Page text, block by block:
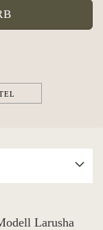
Larusha